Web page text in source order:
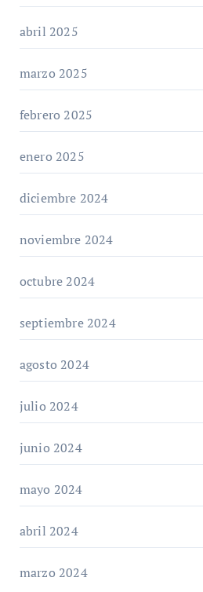
abril 2025
marzo 2025
febrero 2025
enero 2025
diciembre 2024
noviembre 2024
octubre 2024
septiembre 2024
agosto 2024
julio 2024
junio 2024
mayo 2024
abril 2024
marzo 2024